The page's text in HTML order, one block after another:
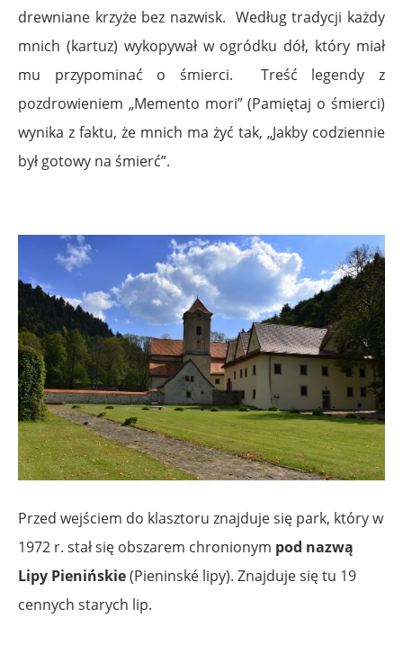
drewniane krzyże bez nazwisk. Według tradycji każdy
mnich (kartuz) wykopywał w ogródku dół, który miał
mu przypominać o śmierci. Treść legendy z
pozdrowieniem „Memento mori” (Pamiętaj o śmierci)
wynika z faktu, że mnich ma żyć tak, „Jakby codziennie
był gotowy na śmierć”.
Przed wejściem do klasztoru znajduje się park, który w
1972 r. stał się obszarem chronionym pod nazwą
Lipy Pienińskie(Pieninské lipy). Znajduje się tu 19
cennych starych lip.